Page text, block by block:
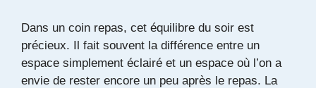
Dans un coin repas, cet équilibre du soir est
précieux. Il fait souvent la différence entre un
espace simplement éclairé et un espace où l’on a
envie de rester encore un peu après le repas. La